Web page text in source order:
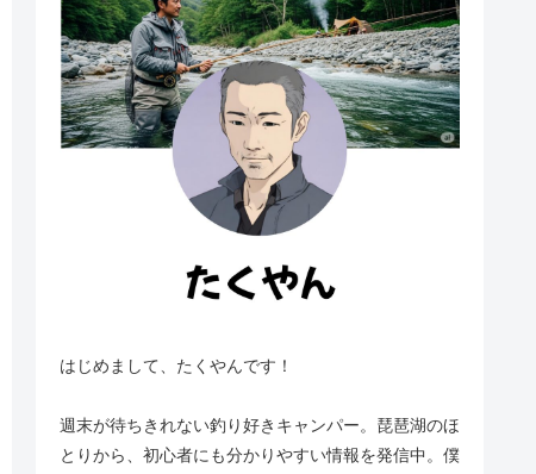
はじめまして、たくやんです！
週末が待ちきれない釣り好きキャンパー。琵琶湖のほ
とりから、初心者にも分かりやすい情報を発信中。僕